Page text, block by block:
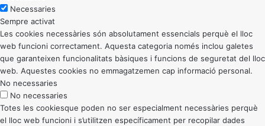
Necessaries
Sempre activat
Les cookies necessàries són absolutament essencials perquè el lloc
web funcioni correctament. Aquesta categoria només inclou galetes
que garanteixen funcionalitats bàsiques i funcions de seguretat del lloc
web. Aquestes cookies no emmagatzemen cap informació personal.
No necessaries
No necessaries
Totes les cookiesque poden no ser especialment necessàries perquè
el lloc web funcioni i s’utilitzen específicament per recopilar dades